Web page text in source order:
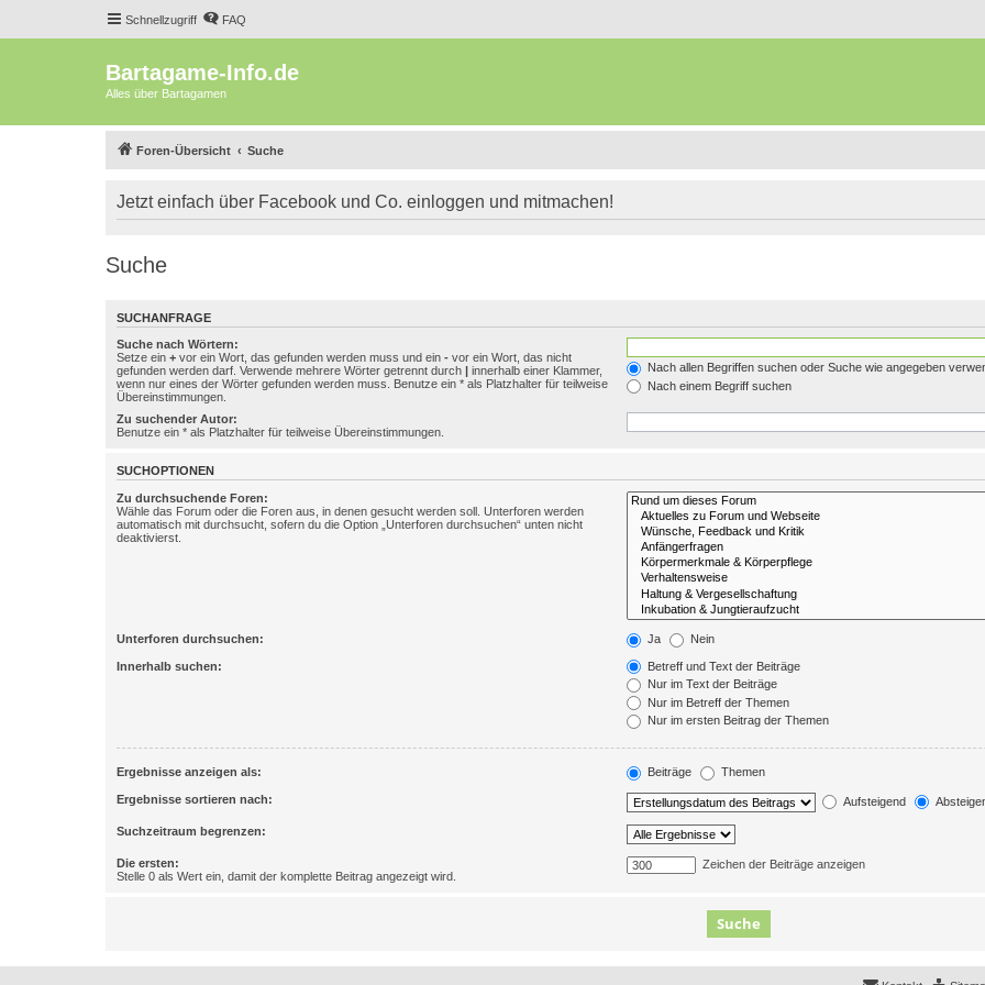
Schnellzugriff FAQ
Bartagame-Info.de
Alles über Bartagamen
Foren-Übersicht Suche
Jetzt einfach über Facebook und Co. einloggen und mitmachen!
Suche
SUCHANFRAGE
Suche nach Wörtern:
Setze ein + vor ein Wort, das gefunden werden muss und ein - vor ein Wort, das nicht
gefunden werden darf. Verwende mehrere Wörter getrennt durch | innerhalb einer Klammer,
wenn nur eines der Wörter gefunden werden muss. Benutze ein * als Platzhalter für teilweise
Übereinstimmungen.
Nach allen Begriffen suchen oder Suche wie angegeben
Nach einem Begriff suchen
Zu suchender Autor:
Benutze ein * als Platzhalter für teilweise Übereinstimmungen.
SUCHOPTIONEN
Zu durchsuchende Foren:
Wähle das Forum oder die Foren aus, in denen gesucht werden soll. Unterforen werden
automatisch mit durchsucht, sofern du die Option „Unterforen durchsuchen“ unten nicht
deaktivierst.
Unterforen durchsuchen: Ja Nein
Innerhalb suchen:
Betreff und Text der Beiträge
Nur im Text der Beiträge
Nur im Betreff der Themen
Nur im ersten Beitrag der Themen
Ergebnisse anzeigen als: Beiträge Themen
Ergebnisse sortieren nach: Aufsteigend
Suchzeitraum begrenzen:
Die ersten:
Stelle 0 als Wert ein, damit der komplette Beitrag angezeigt wird.
Zeichen der Beiträge anzeigen